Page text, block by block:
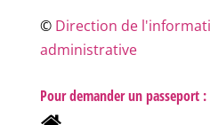
© Direction de
administrative
Pour demander un passeport :